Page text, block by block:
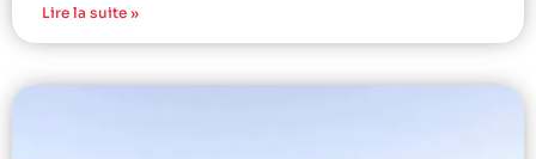
Lire la suite »